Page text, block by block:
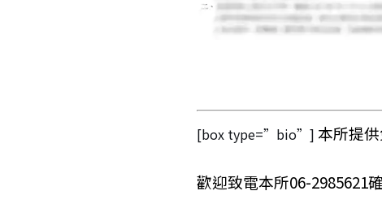
[box type=”bio”] 本所提
歡迎致電本所06-2985621